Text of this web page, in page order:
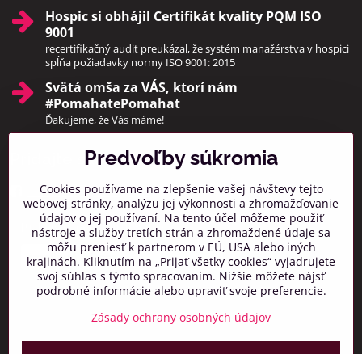
Hospic si obhájil Certifikát kvality PQM ISO
9001
recertifikačný audit preukázal, že systém manažérstva v hospici
spĺňa požiadavky normy ISO 9001: 2015
Svätá omša za VÁS, ktorí nám
#PomahatePomahat
Ďakujeme, že Vás máme!
Pridajte sa k nám
Facebook Instagram
Prihlásiť na odber noviniek
Predvoľby súkromia
Cookies používame na zlepšenie vašej návštevy tejto
webovej stránky, analýzu jej výkonnosti a zhromažďovanie
údajov o jej používaní. Na tento účel môžeme použiť
nástroje a služby tretích strán a zhromaždené údaje sa
môžu preniesť k partnerom v EÚ, USA alebo iných
krajinách. Kliknutím na „Prijať všetky cookies“ vyjadrujete
svoj súhlas s týmto spracovaním. Nižšie môžete nájsť
podrobné informácie alebo upraviť svoje preferencie.
Zásady ochrany osobných údajov